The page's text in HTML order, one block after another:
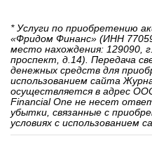
* Услуги по приобретению
«Фридом Финанс» (ИНН
место нахождения: 129090,
проспект, д.14). Передача
денежных средств для
использованием сайта
осуществляется в адрес
Financial One не несет
убытки, связанные с
условиях с использованием